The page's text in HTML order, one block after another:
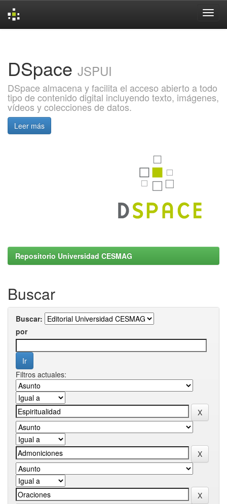
DSpace JSPUI
DSpace almacena y facilita el acceso abierto a todo
tipo de contenido digital incluyendo texto, imágenes,
vídeos y colecciones de datos.
Leer más
Repositorio Universidad CESMAG
Buscar
Buscar:
por
Filtros actuales: